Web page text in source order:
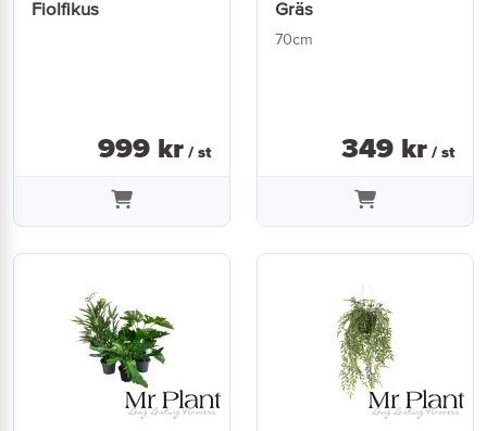
Fiolfikus
999 kr / st
Gräs
70cm
349 kr / st